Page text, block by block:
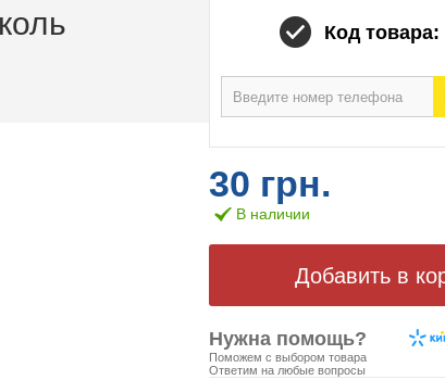
Код товара:
30 грн.
В наличии
Нужна помощь?
Поможем с выбором товара
Ответим на любые вопросы
ОТ 499 ГРН. БЕСПЛАТНАЯ!